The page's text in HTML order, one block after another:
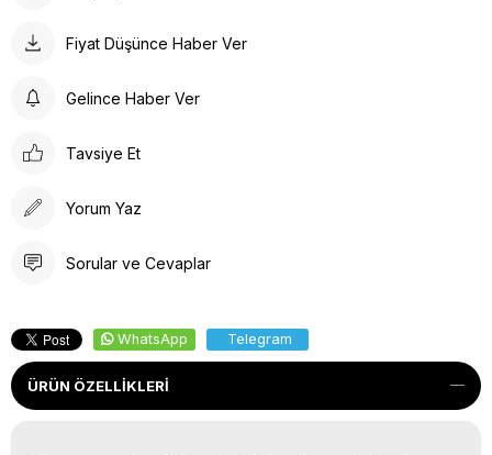
Fiyat Düşünce Haber Ver
Gelince Haber Ver
Tavsiye Et
Yorum Yaz
Sorular ve Cevaplar
WhatsApp Telegram
ÜRÜN ÖZELLIKLERI